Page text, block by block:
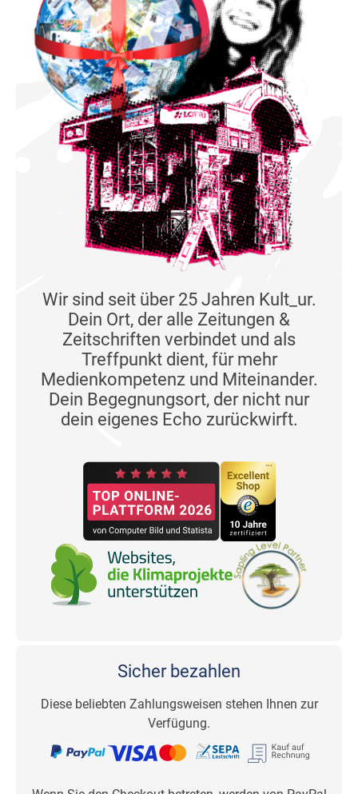
Wir sind seit über 25 Jahren Kult_ur.
Dein Ort, der alle Zeitungen &
Zeitschriften verbindet und als
Treffpunkt dient, für mehr
Medienkompetenz und Miteinander.
Dein Begegnungsort, der nicht nur
dein eigenes Echo zurückwirft.
Sicher bezahlen
Diese beliebten Zahlungsweisen stehen Ihnen zur
Verfügung.